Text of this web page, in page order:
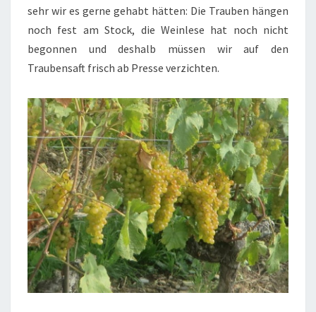
sehr wir es gerne gehabt hätten: Die Trauben hängen
noch fest am Stock, die Weinlese hat noch nicht
begonnen und deshalb müssen wir auf den
Traubensaft frisch ab Presse verzichten.